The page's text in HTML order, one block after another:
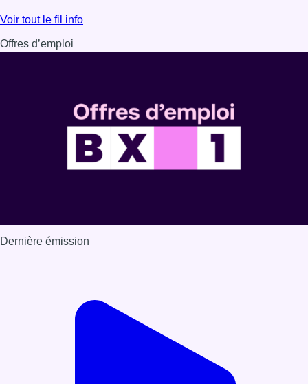
Lire l'article Les Bruxellois respectent mieux les zones 30
Voir tout le fil info
Offres d’emploi
Dernière émission